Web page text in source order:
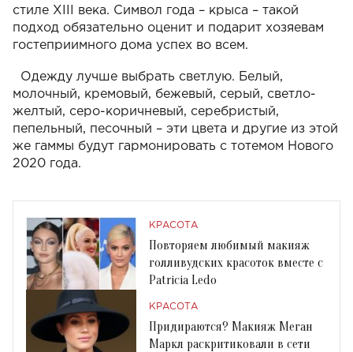
стиле XIII века. Символ года – крыса – такой
подход обязательно оценит и подарит хозяевам
гостеприимного дома успех во всем.
Одежду лучше выбрать светлую. Белый,
молочный, кремовый, бежевый, серый, светло-
желтый, серо-коричневый, серебристый,
пепельный, песочный – эти цвета и другие из этой
же гаммы будут гармонировать с тотемом Нового
2020 года.
КРАСОТА
Повторяем любимый макияж
голливудских красоток вместе с
Patricia Ledo
КРАСОТА
Придираются? Макияж Меган
Маркл раскритиковали в сети